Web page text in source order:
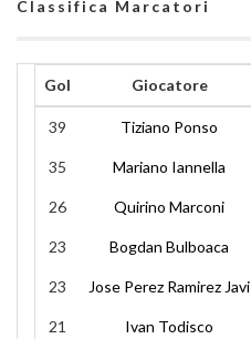
Classifica Marcatori
Gol Giocatore
39 Tiziano Ponso
35 Mariano Iannella
26 Quirino Marconi
23 Bogdan Bulboaca
23 Jose Perez Ramirez Javi
21 Ivan Todisco